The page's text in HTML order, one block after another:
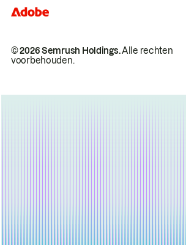
© 2026 Semrush Holdings.Alle rechten
voorbehouden.